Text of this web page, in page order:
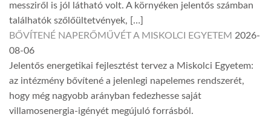
messziről is jól látható volt. A környéken jelentős számban
találhatók szőlőültetvények, […]
BŐVÍTENÉ NAPERŐMŰVÉT A MISKOLCI EGYETEM 2026-
08-06
Jelentős energetikai fejlesztést tervez a Miskolci Egyetem:
az intézmény bővítené a jelenlegi napelemes rendszerét,
hogy még nagyobb arányban fedezhesse saját
villamosenergia-igényét megújuló forrásból.